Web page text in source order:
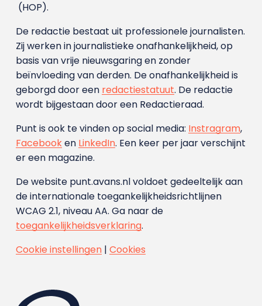
(HOP).
De redactie bestaat uit professionele journalisten.
Zij werken in journalistieke onafhankelijkheid, op
basis van vrije nieuwsgaring en zonder
beïnvloeding van derden. De onafhankelijkheid is
geborgd door een redactiestatuut. De redactie
wordt bijgestaan door een Redactieraad.
Punt is ook te vinden op social media: Instragram,
Facebooken LinkedIn. Een keer per jaar verschijnt
er een magazine.
De website punt.avans.nl voldoet gedeeltelijk aan
de internationale toegankelijkheidsrichtlijnen
WCAG 2.1, niveau AA. Ga naar de
toegankelijkheidsverklaring.
Cookie instellingen| Cookies